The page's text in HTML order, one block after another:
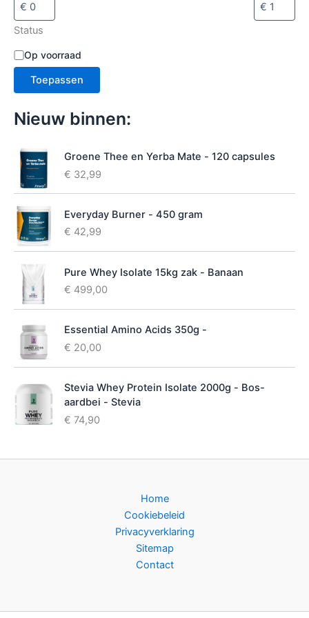
c
e
r
n
Status
B
e
c
i
r
h
e
d
Op voorraad
Toepassen
Nieuw binnen:
Groene Thee en Yerba Mate - 120 capsules
€ 32,99
Everyday Burner - 450 gram
€ 42,99
Pure Whey Isolate 15kg zak - Banaan
€ 499,00
Essential Amino Acids 350g -
€ 20,00
Stevia Whey Protein Isolate 2000g - Bos-
aardbei - Stevia
€ 74,90
Home
Cookiebeleid
Privacyverklaring
Sitemap
Contact